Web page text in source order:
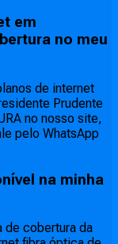
em
no meu
de internet
Prudente
no nosso site,
pelo WhatsApp
na minha
de cobertura da